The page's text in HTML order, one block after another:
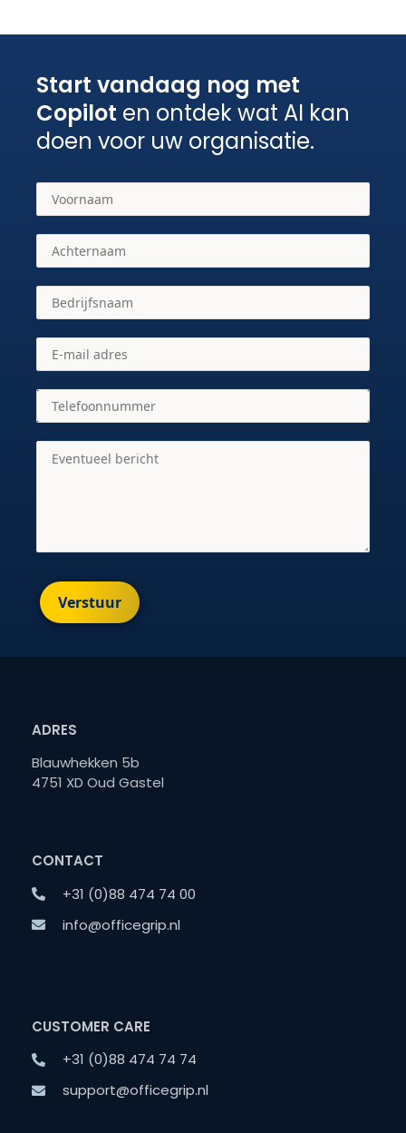
Start vandaag nog met
Copilot en ontdek wat AI kan
doen voor uw organisatie.
Verstuur
ADRES
Blauwhekken 5b
4751 XD Oud Gastel
CONTACT
+31 (0)88 474 74 00
info@officegrip.nl
CUSTOMER CARE
+31 (0)88 474 74 74
support@officegrip.nl